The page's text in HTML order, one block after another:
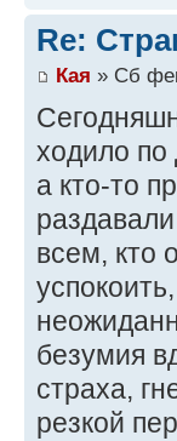
Re:
Кая » Сб
ходило по
а кто-то
всем, кто
безумия
страха,
резкой